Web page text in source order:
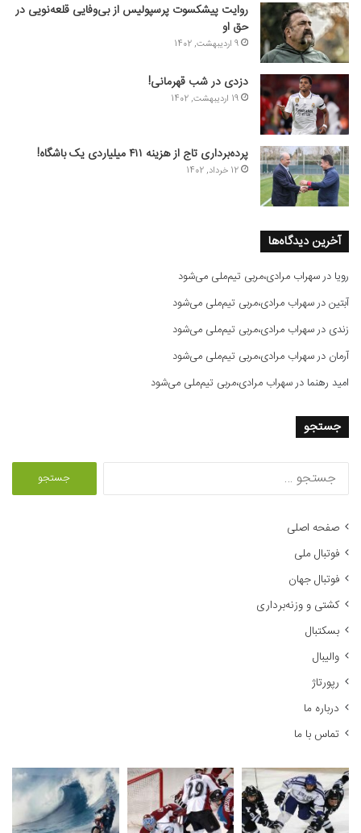
روایت پیشکسوت پرسپولیس از بی‌وفایی قلعه‌نویی در
حق او
9 اردیبهشت, 1402
دزدی در شب قهرمانی!
19 اردیبهشت, 1402
پرده‌برداری تاج از هزینه ۴۱۱ میلیاردی یک باشگاه!
12 خرداد, 1402
آخرین دیدگاه‌ها
رویا درسهراب مرادی،مربی تیم‌ملی می‌شود
آبتیندرسهراب مرادی،مربی تیم‌ملی می‌شود
زندی درسهراب مرادی،مربی تیم‌ملی می‌شود
آرمان درسهراب مرادی،مربی تیم‌ملی می‌شود
امید رهنما درسهراب مرادی،مربی تیم‌ملی می‌شود
جستجو
صفحه اصلی
فوتبال ملی
فوتبال جهان
کشتی و وزنه‌برداری
بسکتبال
والیبال
رپورتاژ
درباره ما
تماس با ما